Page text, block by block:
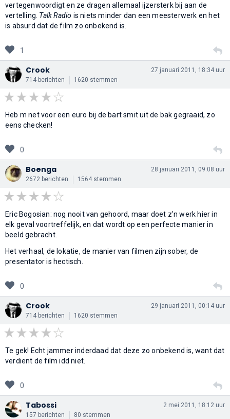
vertegenwoordigt en ze dragen allemaal ijzersterk bij aan de
vertelling. Talk Radio is niets minder dan een meesterwerk en het
is absurd dat de film zo onbekend is.
1
Crook
714 berichten 1620 stemmen
27 januari 2011, 18:34 uur
Heb m net voor een euro bij de bart smit uit de bak gegraaid, zo
eens checken!
0
Boenga
2672 berichten 1564 stemmen
28 januari 2011, 09:08 uur
Eric Bogosian: nog nooit van gehoord, maar doet z'n werk hier in
elk geval voortreffelijk, en dat wordt op een perfecte manier in
beeld gebracht.
Het verhaal, de lokatie, de manier van filmen zijn sober, de
presentator is hectisch.
0
Crook
714 berichten 1620 stemmen
29 januari 2011, 00:14 uur
Te gek! Echt jammer inderdaad dat deze zo onbekend is, want dat
verdient de film idd niet.
0
Tabossi
157 berichten 80 stemmen
2 mei 2011, 18:12 uur